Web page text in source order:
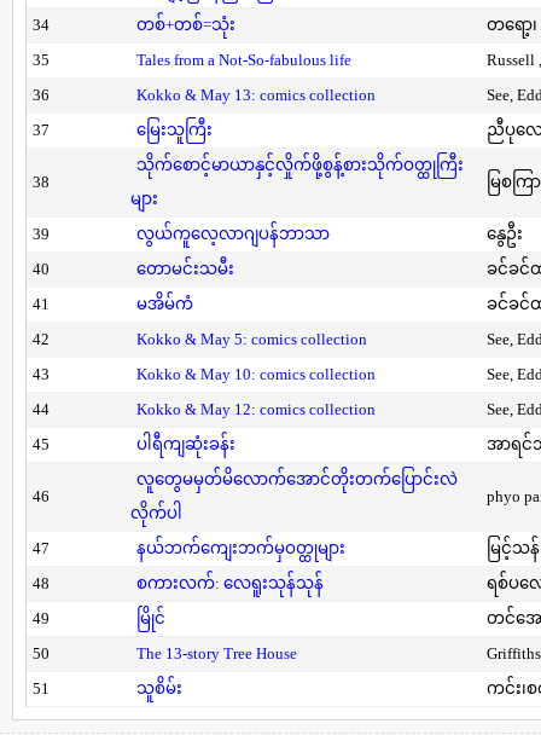
34
တစ်+တစ်=သုံး
တရော့၊
35
Tales from a Not-So-fabulous life
Russell
36
Kokko & May 13: comics collection
See,
37
မြေးသူကြီး ညီပုလေ
38
သိုက်စောင့်မာယာနှင့်လှိုက်ဖို့စွန့်စားသိုက်ဝတ္ထုကြီး
များ
မြစကြာ
39 လွယ်ကူလေ့လာဂျပန်ဘာသာ
နွေဦး
40
တောမင်းသမီး
ခင်ခင်
41
မအိမ်ကံ
ခင်ခင်
42
Kokko & May 5: comics collection
See,
43
Kokko & May 10: comics collection
See,
44
Kokko & May 12: comics collection
See,
45
ပါရီကျဆုံးခန်း အာရင်
46
လူတွေမမှတ်မိလောက်အောင်တိုးတက်ပြောင်းလဲ
လိုက်ပါ
phyo
47 နယ်ဘက်ကျေးဘက်မှဝတ္ထုများ
မြင့်သန်
48
စကားလက်: လေရူးသုန်သုန်
ရစ်ပလ
49
မြိုင်
တင်အေ
50
The 13-story Tree House
51
သူစိမ်း ကင်း၊